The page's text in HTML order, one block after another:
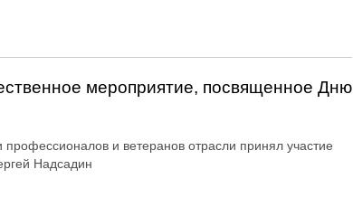
мероприятие, посвященное Дню
профессионалов и ветеранов отрасли принял участие
Надсадин